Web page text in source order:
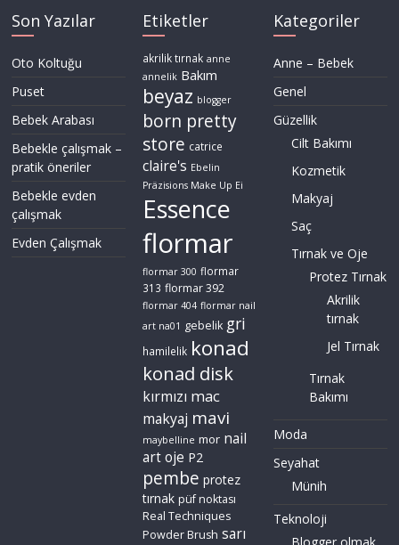
Son Yazılar
Oto Koltuğu
Puset
Bebek Arabası
Bebekle çalışmak –
pratik öneriler
Bebekle evden
çalışmak
Evden Çalışmak
Etiketler
akrilik tırnak anne
annelik Bakım
beyaz blogger
born pretty
store catrice
claire's Ebelin
Präzisions Make Up Ei
Essence
flormar
flormar 300 flormar
313 flormar 392
flormar 404 flormar nail
art na01 gebelik gri
hamilelik konad
konad disk
kırmızı mac
makyaj mavi
maybelline mor nail
artoje P2
pembe protez
tırnak püf noktası
Real Techniques
Powder Brush sarı
Kategoriler
Anne – Bebek
Genel
Güzellik
Cilt Bakımı
Kozmetik
Makyaj
Saç
Tırnak ve Oje
Protez Tırnak
Akrilik
tırnak
Jel Tırnak
Tırnak
Bakımı
Moda
Seyahat
Münih
Teknoloji
Blogger olmak